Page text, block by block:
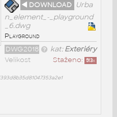
◄ DOWNLOAD
Urba
n_element_-_playground
_6.dwg
Playground
kat:Exteriéry
DWG2018
Staženo: 513x
Velikost